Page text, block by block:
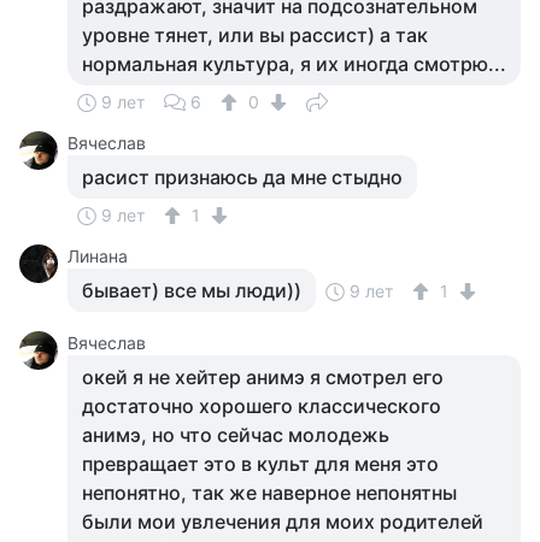
раздражают, значит на подсознательном
уровне тянет, или вы рассист) а так
нормальная культура, я их иногда смотрю...
9 лет 6
0
Вячеслав
расист признаюсь да мне стыдно
9 лет
1
Линана
бывает) все мы люди)) 9 лет 1
Вячеслав
окей я не хейтер анимэ я смотрел его
достаточно хорошего классического
анимэ, но что сейчас молодежь
превращает это в культ для меня это
непонятно, так же наверное непонятны
были мои увлечения для моих родителей